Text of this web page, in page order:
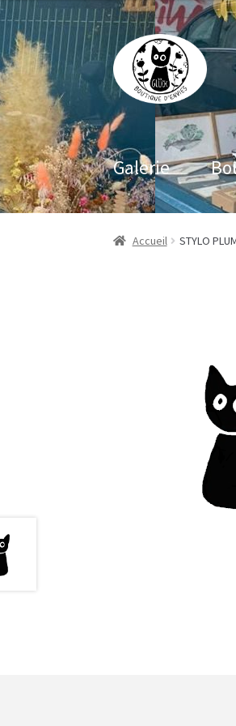
Aller
à
la
navigation
Aller
au
contenu
Galerie
Accueil STYLO